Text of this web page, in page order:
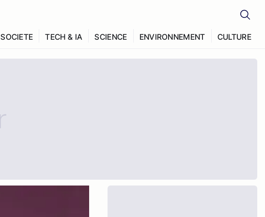
SOCIETE TECH & IA SCIENCE ENVIRONNEMENT CULTURE